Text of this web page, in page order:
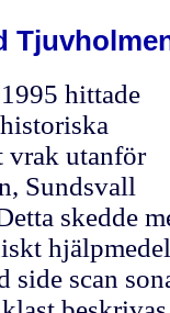
hittade
vrak utanför
Sundsvall
skedde
side scan